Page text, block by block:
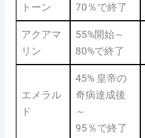
トーン
70％で終了
アクアマ
リン
55%開始～
80%で終了
エメラル
ド
45% 皇帝の
奇病達成後
～
95％で終了